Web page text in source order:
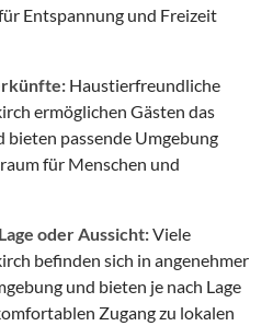
Entspannung und Freizeit
Haustierfreundliche
ermöglichen Gästen das
bieten passende Umgebung
für Menschen und
oder Aussicht:Viele
befinden sich in angenehmer
und bieten je nach Lage
Zugang zu lokalen